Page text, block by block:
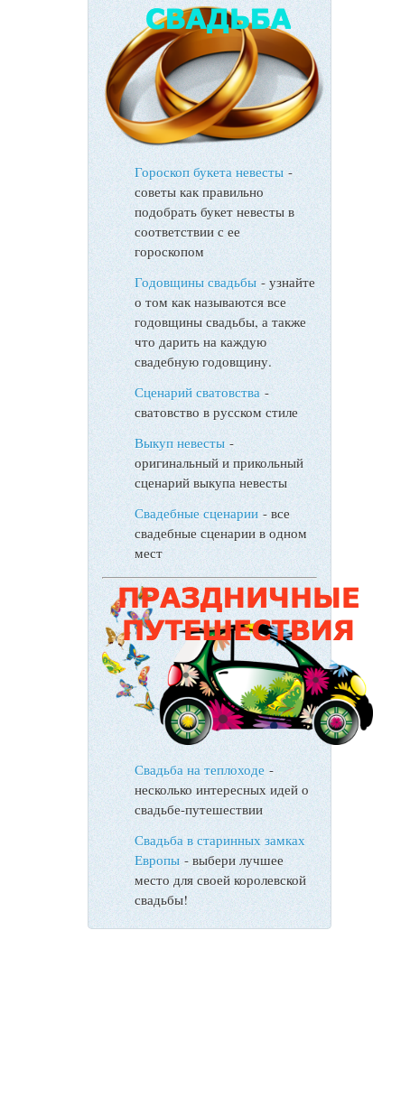
Гороскоп букета невесты -
советы как правильно
подобрать букет невесты в
соответствии с ее
гороскопом
Годовщины свадьбы - узнайте
о том как называются все
годовщины свадьбы, а также
что дарить на каждую
свадебную годовщину.
Сценарий сватовства -
сватовство в русском стиле
Выкуп невесты -
оригинальный и прикольный
сценарий выкупа невесты
Свадебные сценарии- все
свадебные сценарии в одном
мест
Свадьба на теплоходе-
несколько интересных идей о
свадьбе-путешествии
Свадьба в старинных замках
Европы- выбери лучшее
место для своей королевской
свадьбы!